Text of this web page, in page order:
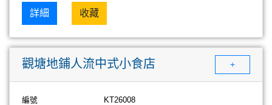
詳細 收藏
觀塘地鋪人流中式小食店 +
編號
KT26008